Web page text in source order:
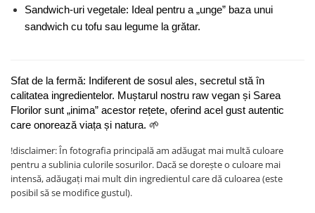
Sandwich-uri vegetale: Ideal pentru a „unge” baza unui
sandwich cu tofu sau legume la grătar.
Sfat de la fermă: Indiferent de sosul ales, secretul stă în
calitatea ingredientelor. Muștarul nostru raw vegan și Sarea
Florilor sunt „inima” acestor rețete, oferind acel gust autentic
care onorează viața și natura. 🌱
!disclaimer: În fotografia principală am adăugat mai multă culoare
pentru a sublinia culorile sosurilor. Dacă se dorește o culoare mai
intensă, adăugați mai mult din ingredientul care dă culoarea (este
posibil să se modifice gustul).